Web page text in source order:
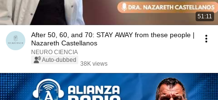
51:11
After 50, 60, and 70: STAY AWAY from these people |
Nazareth Castellanos
NEURO CIENCIA
Auto-dubbed
38K views